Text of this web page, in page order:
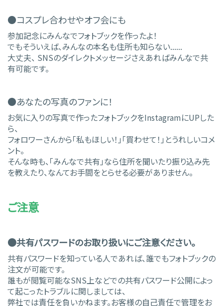
●コスプレ合わせやオフ会にも
参加記念にみんなでフォトブックを作ったよ！
でもそういえば、みんなの本名も住所も知らない......
大丈夫、 SNSのダイレクトメッセージさえあればみんなで共
有可能です。
●あなたの写真のファンに！
お気に入りの写真で作ったフォトブックをInstagramにUPした
ら、
フォロワーさんから「私もほしい！」「買わせて！」とうれしいコメ
ント。
そんな時も、「みんなで共有」なら住所を聞いたり振り込み先
を教えたり、なんてお手間をとらせる必要がありません。
ご注意
●共有パスワードのお取り扱いにご注意ください。
共有パスワードを知っている人であれば、誰でもフォトブックの
注文が可能です。
誰もが閲覧可能なSNS上などでの共有パスワード公開によっ
て起こったトラブルに関しましては、
弊社では責任を負いかねます。お客様の自己責任で管理をお